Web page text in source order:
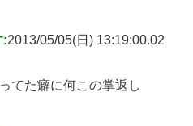
:2013/05/05(日) 13:19:00.02
てた癖に何この掌返し